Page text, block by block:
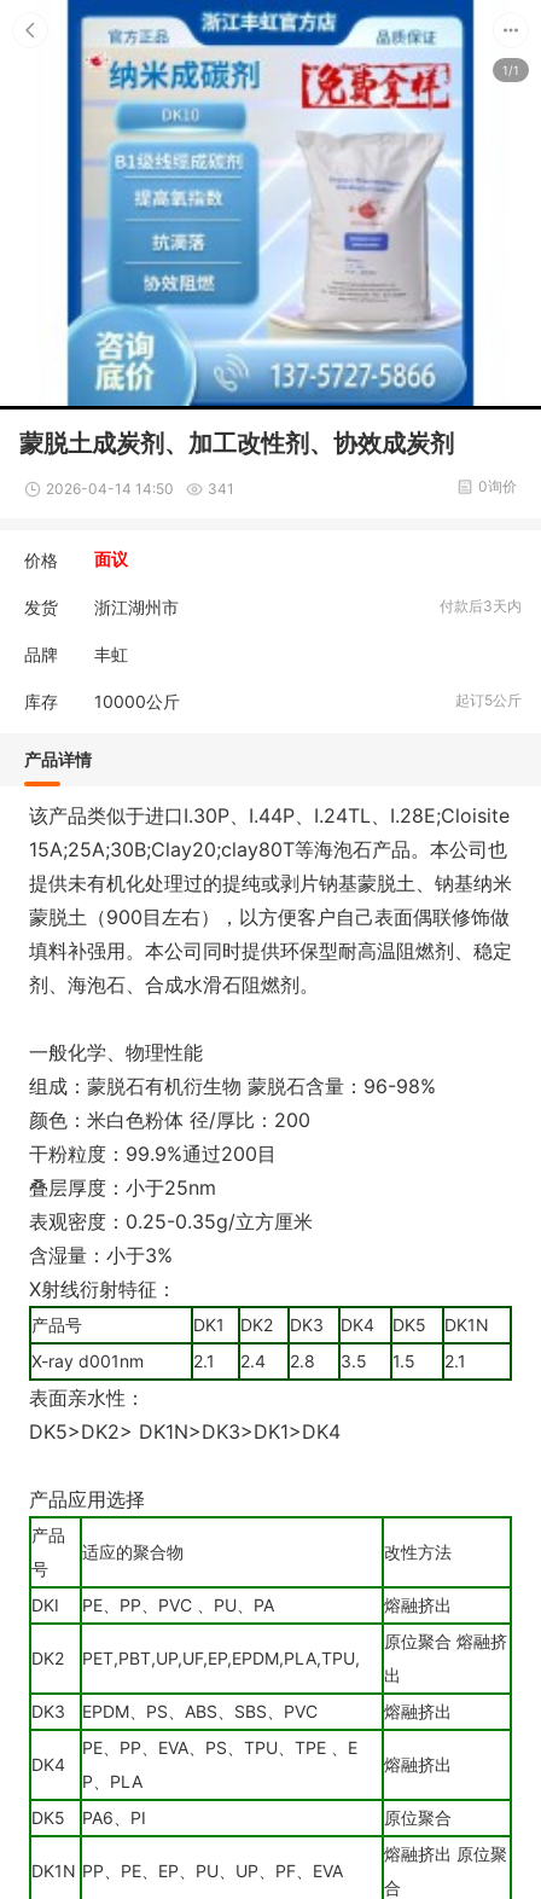
1/1
蒙脱土成炭剂、加工改性剂、协效成炭剂
2026-04-14 14:50 341 0询价
价格 面议
发货 浙江湖州市 付款后3天内
品牌 丰虹
库存 10000公斤 起订5公斤
产品详情
该产品类似于进口I.30P、I.44P、I.24TL、I.28E;Cloisite
15A;25A;30B;Clay20;clay80T等海泡石产品。本公司也
提供未有机化处理过的提纯或剥片钠基蒙脱土、钠基纳米
蒙脱土（900目左右），以方便客户自己表面偶联修饰做
填料补强用。本公司同时提供环保型耐高温阻燃剂、稳定
剂、海泡石、合成水滑石阻燃剂。
一般化学、物理性能
组成：蒙脱石有机衍生物 蒙脱石含量：96-98%
颜色：米白色粉体 径/厚比：200
干粉粒度：99.9%通过200目
叠层厚度：小于25nm
表观密度：0.25-0.35g/立方厘米
含湿量：小于3%
X射线衍射特征：
产品号 DK1 DK2 DK3 DK4 DK5
DK1N
X-ray d001nm
2.1 2.4 2.8 3.5 1.5 2.1
表面亲水性：
DK5>DK2> DK1N>DK3>DK1>DK4
产品应用选择
产品
号
适应的聚合物 改性方法
DKI PE、PP、PVC 、PU、PA 熔融挤出
DK2 PET,PBT,UP,UF,EP,EPDM,PLA,TPU,
原位聚合 熔融挤
出
DK3
EPDM、PS、ABS、SBS、PVC 熔融挤出
DK4
PE、PP、EVA、PS、TPU、TPE 、E
P、PLA
熔融挤出
DK5 PA6、PI 原位聚合
DK1N PP、PE、EP、PU、UP、PF、EVA
熔融挤出 原位聚
合